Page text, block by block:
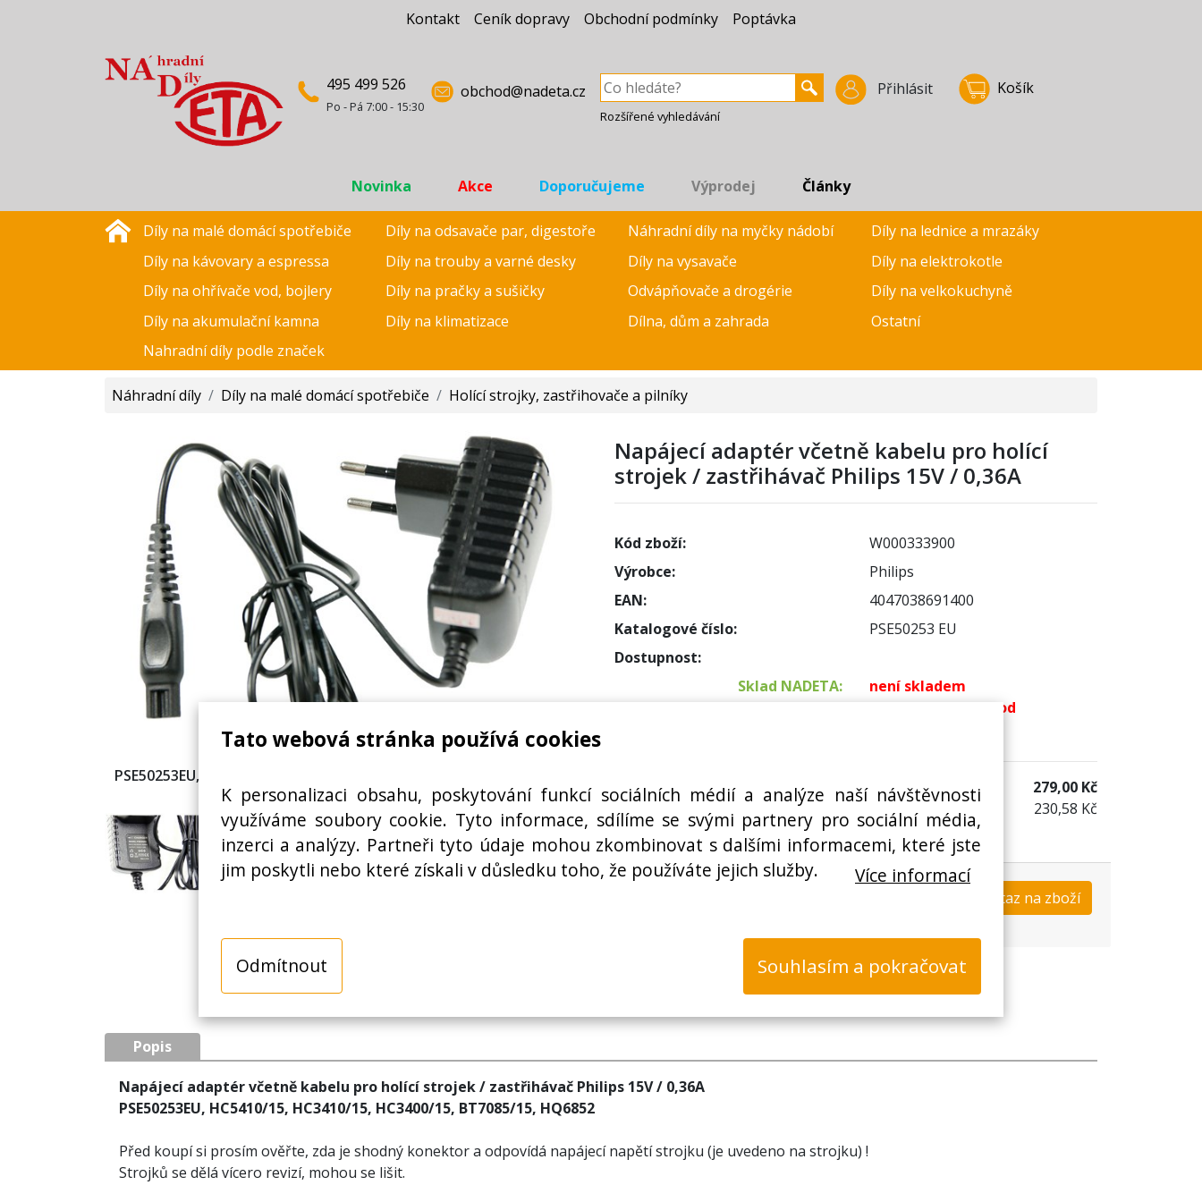
Tato webová stránka používá cookies
K personalizaci obsahu, poskytování funkcí sociálních médií a analýze naší návštěvnosti
využíváme soubory cookie. Tyto informace, sdílíme se svými partnery pro sociální média,
inzerci a analýzy. Partneři tyto údaje mohou zkombinovat s dalšími informacemi, které jste
jim poskytli nebo které získali v důsledku toho, že používáte jejich služby.
Více informací
Souhlasím a pokračovat
Odmítnout
Kontakt Ceník dopravy Obchodní podmínky Poptávka
495 499 526
Po - Pá 7:00 - 15:30
obchod@nadeta.cz Přihlásit Košík
Rozšířené vyhledávání
Novinka Akce Doporučujeme Výprodej Články
Díly na malé domácí spotřebiče Díly na odsavače par, digestoře Náhradní díly na myčky nádobí
Díly na lednice a mrazáky
Díly na kávovary a espressa
Díly na trouby a varné desky Díly na vysavače
Díly na elektrokotle
Díly na ohřívače vod, bojlery
Díly na pračky a sušičky Odvápňovače a drogérie
Díly na velkokuchyně
Díly na akumulační kamna
Díly na klimatizace Dílna, dům a zahrada
Ostatní
Nahradní díly podle značek
Náhradní díly / Díly na malé domácí spotřebiče / Holící strojky, zastřihovače a pilníky
PSE50253EU, HC5410/15, HC3410/15, HC3400/15, BT7085/15, HQ6852
Napájecí adaptér včetně kabelu pro holící
strojek / zastřihávač Philips 15V / 0,36A
Kód zboží:
W000333900
Výrobce:
Philips
EAN:
4047038691400
Katalogové číslo:
PSE50253 EU
Dostupnost:
Sklad NADETA:
není skladem
k dispozici do 48 hod
Cena s DPH:
279,00 Kč
Cena bez DPH:
230,58 Kč
Dotaz na zboží
Popis
Napájecí adaptér včetně kabelu pro holící strojek / zastřihávač Philips 15V / 0,36A
PSE50253EU, HC5410/15, HC3410/15, HC3400/15, BT7085/15, HQ6852
Před koupí si prosím ověřte, zda je shodný konektor a odpovídá napájecí napětí strojku (je uvedeno na strojku) !
Strojků se dělá vícero revizí, mohou se lišit.